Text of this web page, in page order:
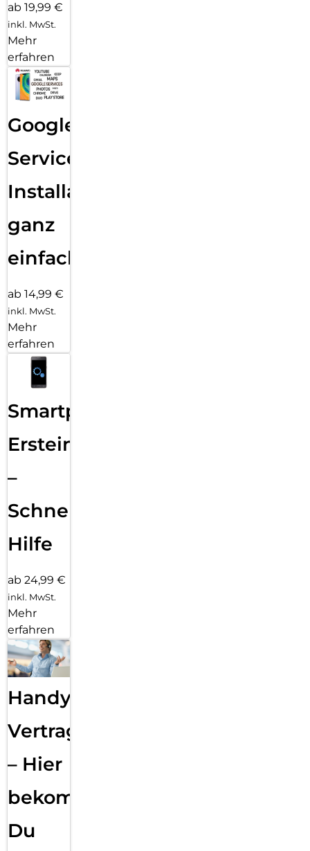
ab 19,99 €
inkl. MwSt.
Mehr
erfahren
Google
Services
Installation
ganz
einfach
ab 14,99 €
inkl. MwSt.
Mehr
erfahren
Smartphone
Ersteinrichtung
–
Schnelle
Hilfe
ab 24,99 €
inkl. MwSt.
Mehr
erfahren
Handy
Vertragsabwicklung
– Hier
bekommst
Du